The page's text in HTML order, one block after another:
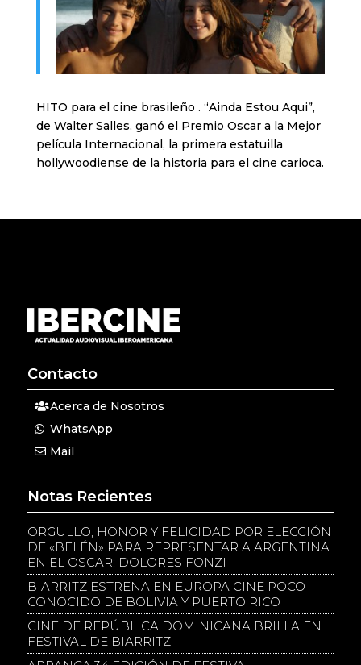
HITO para el cine brasileño . “Ainda Estou Aqui”,
de Walter Salles, ganó el Premio Oscar a la Mejor
película Internacional, la primera estatuilla
hollywoodiense de la historia para el cine carioca.
Contacto
Acerca de Nosotros
WhatsApp
Mail
Notas Recientes
ORGULLO, HONOR Y FELICIDAD POR ELECCIÓN
DE «BELÉN» PARA REPRESENTAR A ARGENTINA
EN EL OSCAR: DOLORES FONZI
BIARRITZ ESTRENA EN EUROPA CINE POCO
CONOCIDO DE BOLIVIA Y PUERTO RICO
CINE DE REPÚBLICA DOMINICANA BRILLA EN
FESTIVAL DE BIARRITZ